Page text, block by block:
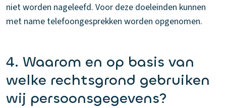
niet worden nageleefd. Voor deze doeleinden kunnen
met name telefoongesprekken worden opgenomen.
4. Waarom en op basis van
welke rechtsgrond gebruiken
wij persoonsgegevens?